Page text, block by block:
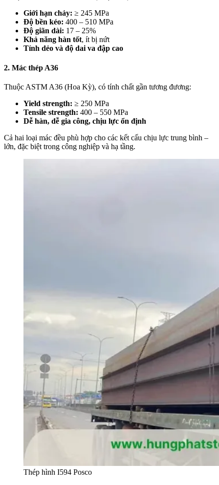
Giới hạn chảy: ≥ 245 MPa
Độ bền kéo: 400 – 510 MPa
Độ giãn dài: 17 – 25%
Khả năng hàn tốt, ít bị nứt
Tính dẻo và độ dai va đập cao
2. Mác thép A36
Thuộc ASTM A36 (Hoa Kỳ), có tính chất gần tương đương:
Yield strength: ≥ 250 MPa
Tensile strength: 400 – 550 MPa
Dễ hàn, dễ gia công, chịu lực ổn định
Cả hai loại mác đều phù hợp cho các kết cấu chịu lực trung bình –
lớn, đặc biệt trong công nghiệp và hạ tầng.
Thép hình I594 Posco